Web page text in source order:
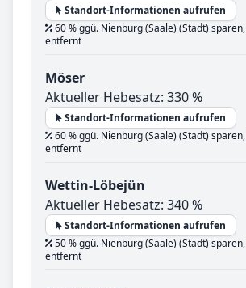
Standort-Informationen aufrufen
60 % ggü. Nienburg (Saale) (Stadt) sparen,
entfernt
Möser
Aktueller Hebesatz: 330 %
Standort-Informationen aufrufen
60 % ggü. Nienburg (Saale) (Stadt) sparen,
entfernt
Wettin-Löbejün
Aktueller Hebesatz: 340 %
Standort-Informationen aufrufen
50 % ggü. Nienburg (Saale) (Stadt) sparen,
entfernt